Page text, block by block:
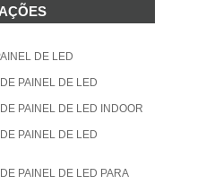
DE LED
PAINEL DE LED
PAINEL DE LED INDOOR
PAINEL DE LED
PAINEL DE LED PARA